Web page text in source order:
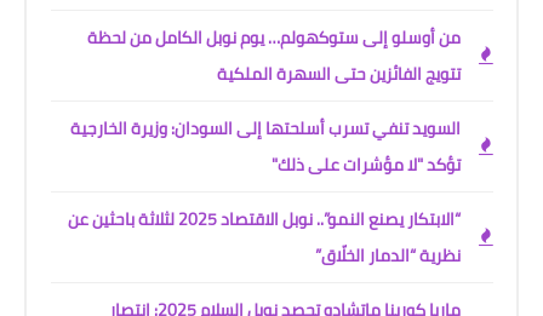
من أوسلو إلى ستوكهولم… يوم نوبل الكامل من لحظة
تتويج الفائزين حتى السهرة الملكية
السويد تنفي تسرب أسلحتها إلى السودان: وزيرة الخارجية
تؤكد "لا مؤشرات على ذلك"
“الابتكار يصنع النمو”.. نوبل الاقتصاد 2025 لثلاثة باحثين عن
نظرية “الدمار الخلّاق”